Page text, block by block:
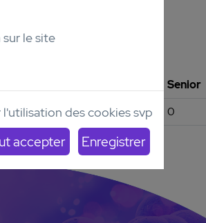
Senior
1 0
le site
des cookies svp